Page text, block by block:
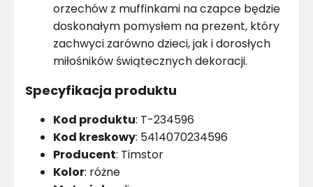
orzechów z muffinkami na czapce będzie
doskonałym pomysłem na prezent, który
zachwyci zarówno dzieci, jak i dorosłych
miłośników świątecznych dekoracji.
Specyfikacja produktu
Kod produktu: T-234596
Kod kreskowy: 5414070234596
Producent: Timstor
Kolor: różne